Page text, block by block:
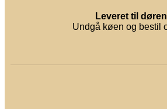
Leveret til døren
Undgå køen og bestil